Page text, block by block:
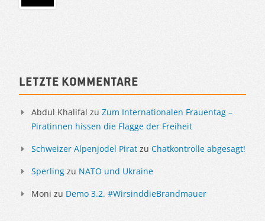
Sidebar
Letzte Kommentare
Abdul Khalifal zu Zum Internationalen Frauentag –
Piratinnen hissen die Flagge der Freiheit
Schweizer Alpenjodel Pirat zu Chatkontrolle abgesagt!
Sperling zu NATO und Ukraine
Moni zu Demo 3.2. #WirsinddieBrandmauer